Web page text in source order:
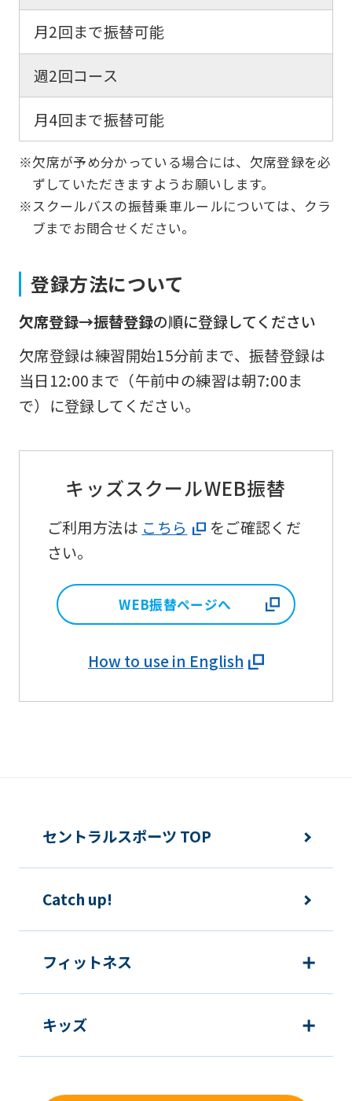
月2回まで振替可能
週2回コース
月4回まで振替可能
※欠席が予め分かっている場合には、欠席登録を必
ずしていただきますようお願いします。
※スクールバスの振替乗車ルールについては、クラ
ブまでお問合せください。
登録方法について
欠席登録→振替登録の順に登録してください
欠席登録は練習開始15分前まで、振替登録は
当日12:00まで（午前中の練習は朝7:00ま
で）に登録してください。
キッズスクールWEB振替
ご利用方法は こちら
をご確認くだ
さい。
WEB振替ページへ
How to use in English
セントラルスポーツ TOP
Catch up!
フィットネス
キッズ